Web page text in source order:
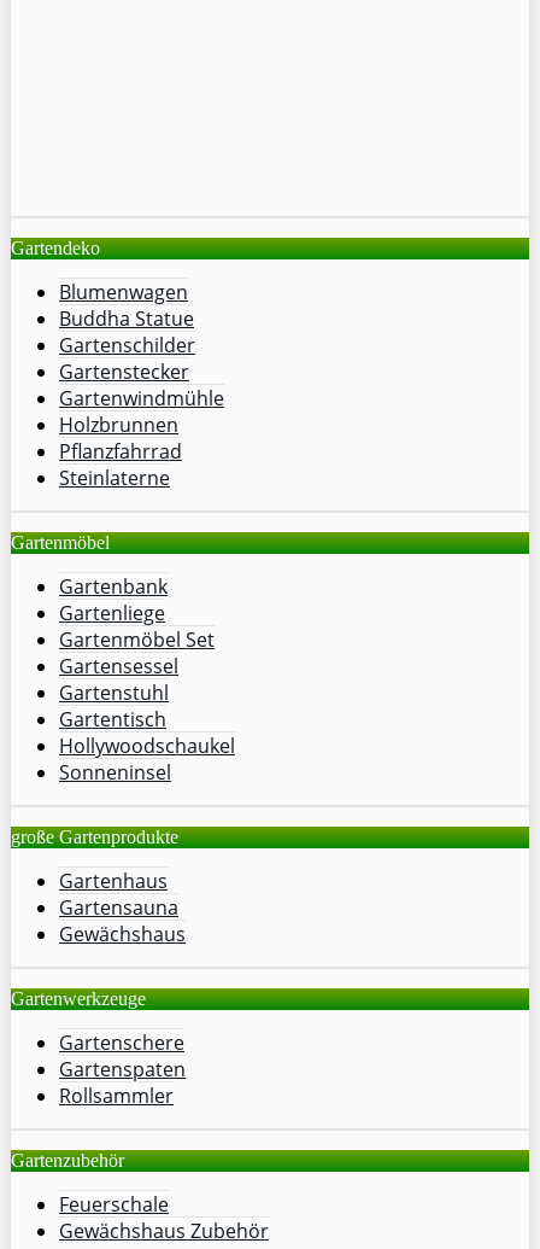
Gartendeko
Blumenwagen
Buddha Statue
Gartenschilder
Gartenstecker
Gartenwindmühle
Holzbrunnen
Pflanzfahrrad
Steinlaterne
Gartenmöbel
Gartenbank
Gartenliege
Gartenmöbel Set
Gartensessel
Gartenstuhl
Gartentisch
Hollywoodschaukel
Sonneninsel
große Gartenprodukte
Gartenhaus
Gartensauna
Gewächshaus
Gartenwerkzeuge
Gartenschere
Gartenspaten
Rollsammler
Gartenzubehör
Feuerschale
Gewächshaus Zubehör